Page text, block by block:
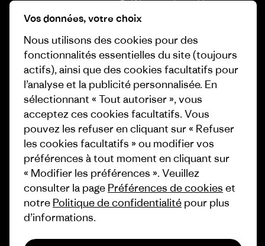
Business Unusual
Objectifs climatiques
1% For The Planet
Comment nous finançons
Nos magasins
Préférences de cookie
Presse et media
Industry program
Programme d’affiliation
Patagonia Belgique Plan du site
© 2026 Patagonia, Inc. All Rights Reserved.
Vos données, votre choix
Nous utilisons des cookies pour des
fonctionnalités essentielles du site (toujours
actifs), ainsi que des cookies facultatifs pour
l’analyse et la publicité personnalisée. En
sélectionnant « Tout autoriser », vous
acceptez ces cookies facultatifs. Vous
pouvez les refuser en cliquant sur « Refuser
les cookies facultatifs » ou modifier vos
préférences à tout moment en cliquant sur
« Modifier les préférences ». Veuillez
consulter la page Préférences de cookies et
notre Politique de confidentialité pour plus
d’informations.